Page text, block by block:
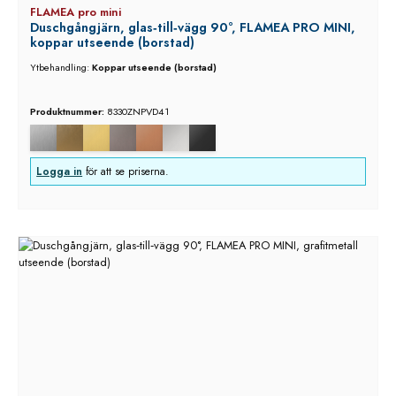
FLAMEA pro mini
Duschgångjärn, glas‑till‑vägg 90°, FLAMEA PRO MINI,
koppar utseende (borstad)
Ytbehandling:Koppar utseende (borstad)
Produktnummer: 8330ZNPVD41
Logga in för att se priserna.